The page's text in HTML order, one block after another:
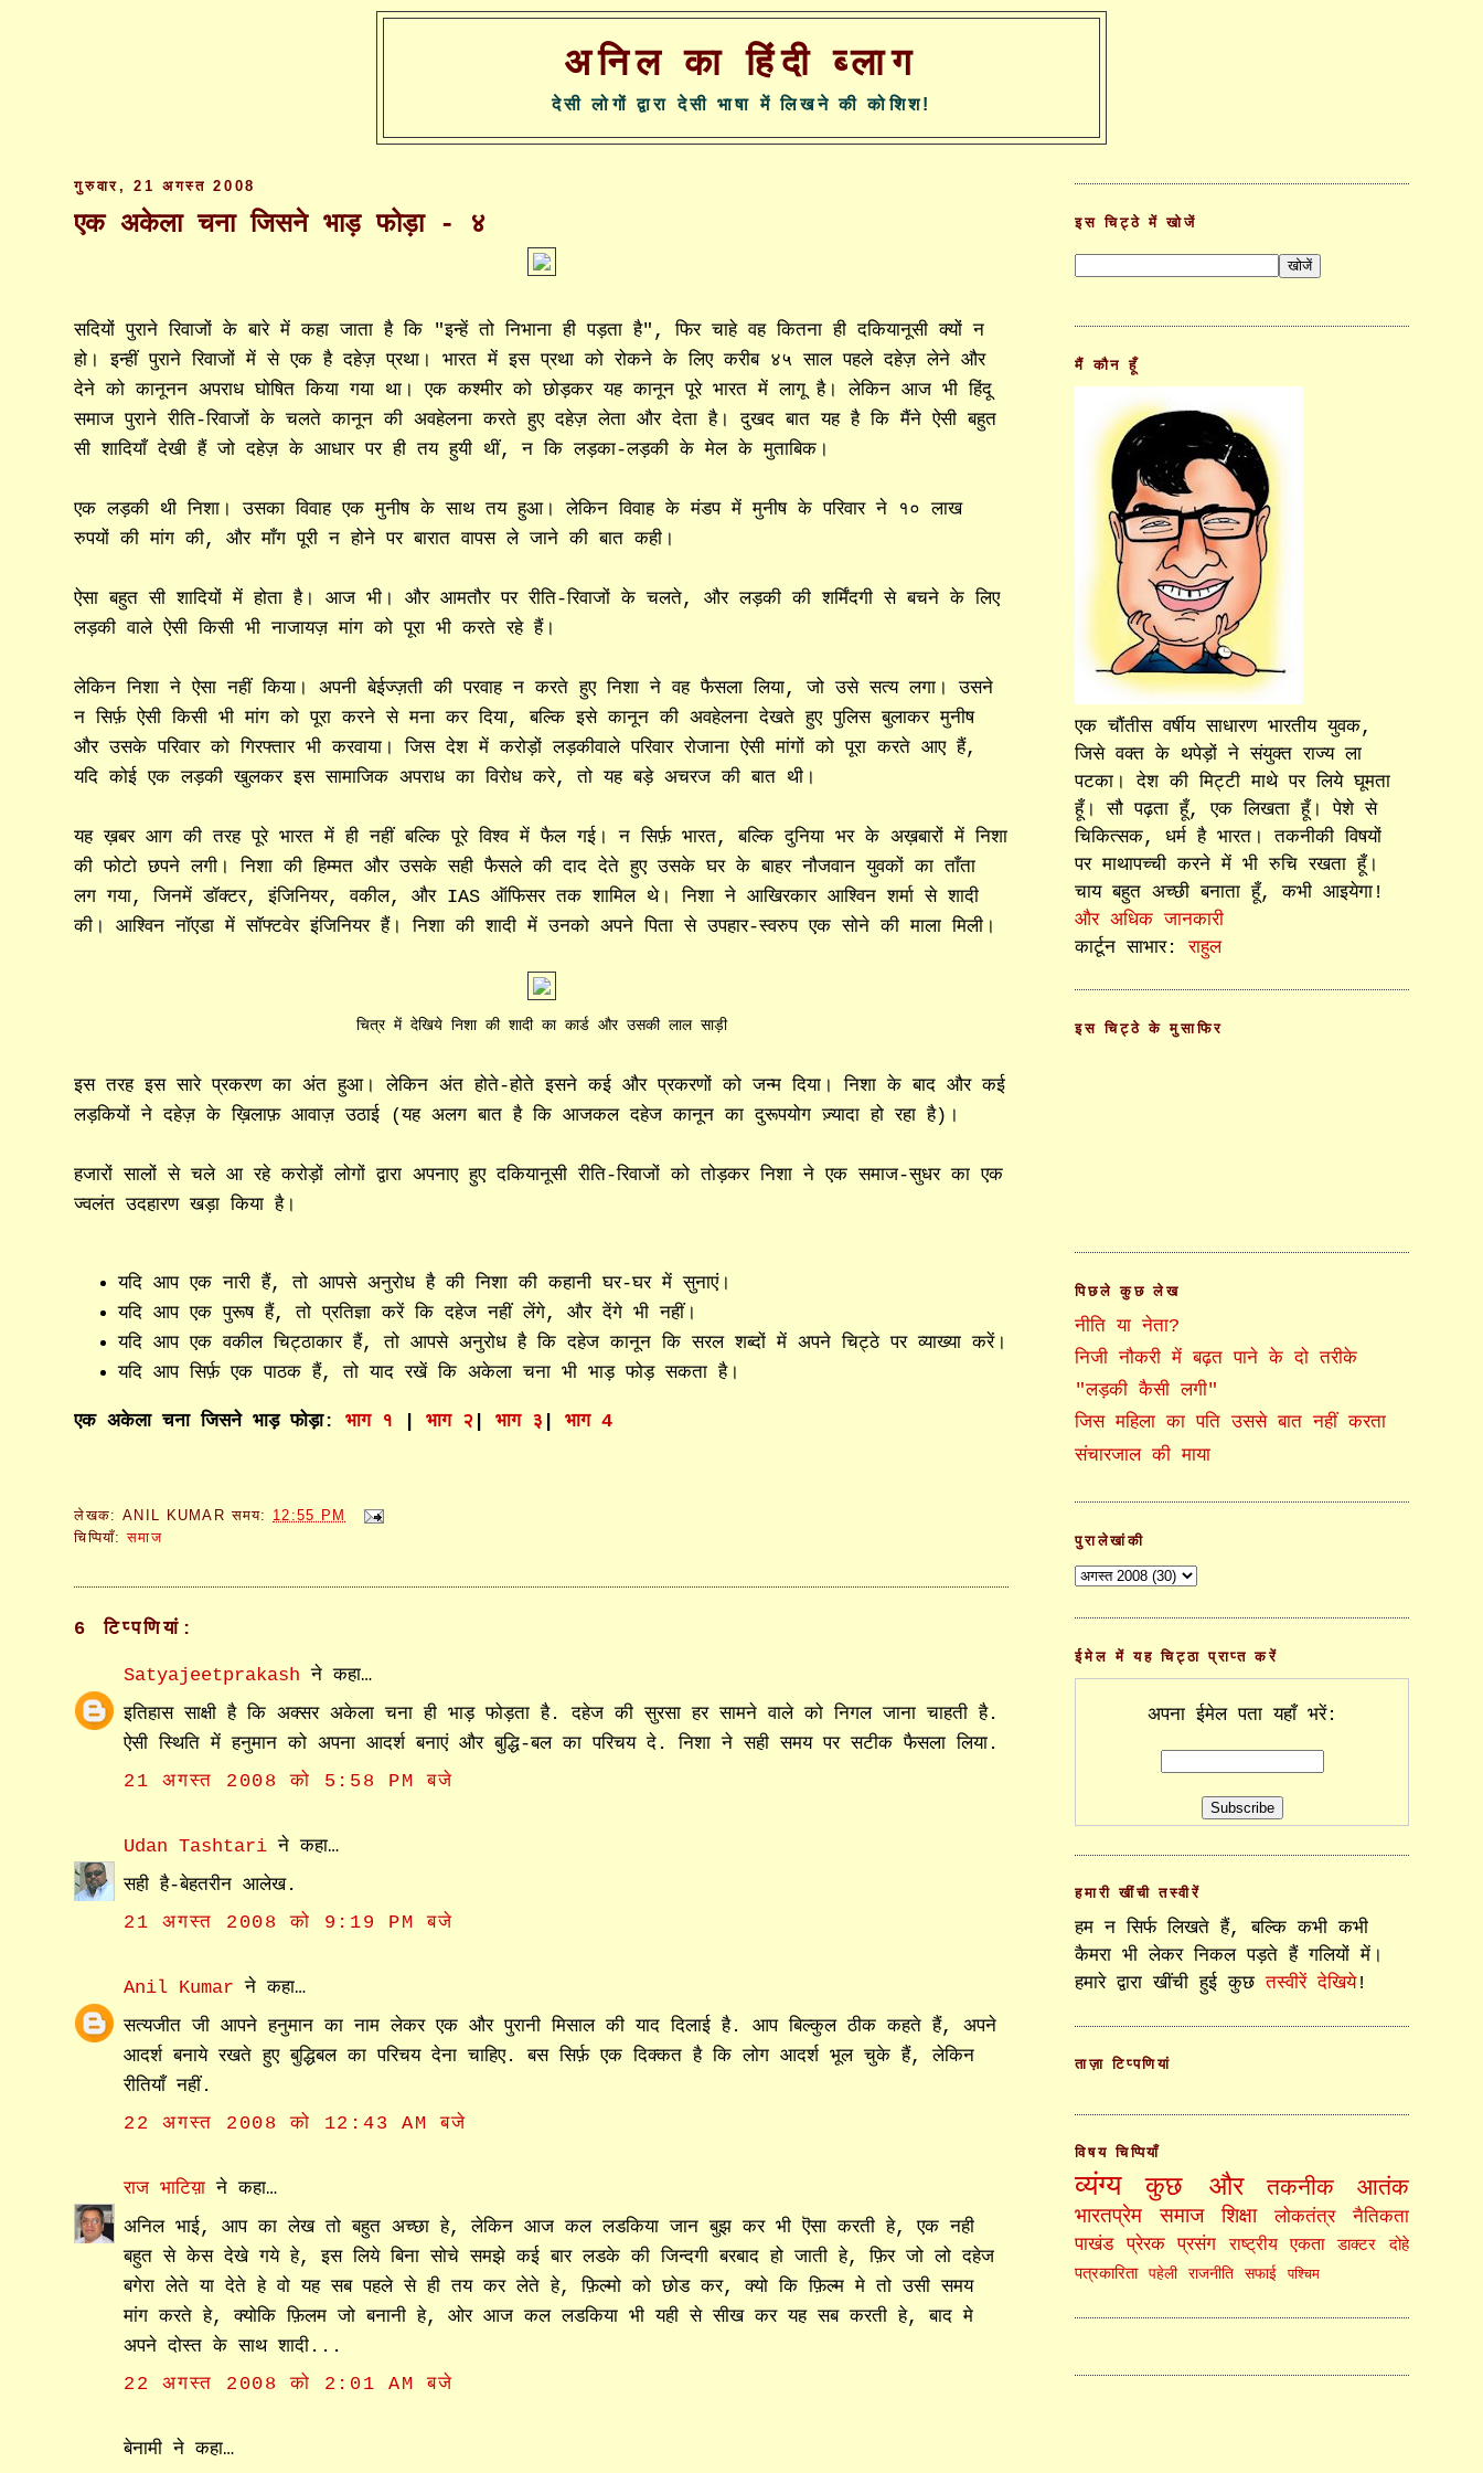
अनिल का हिंदी ब्लाग
देसी लोगों द्वारा देसी भाषा में लिखने की कोशिश!
गुरुवार, 21 अगस्त 2008
एक अकेला चना जिसने भाड़ फोड़ा - ४
सदियों पुराने रिवाजों के बारे में कहा जाता है कि "इन्हें तो निभाना ही पड़ता है", फिर चाहे वह कितना ही दकियानूसी क्यों न
हो। इन्हीं पुराने रिवाजों में से एक है दहेज़ प्रथा। भारत में इस प्रथा को रोकने के लिए करीब ४५ साल पहले दहेज़ लेने और
देने को कानूनन अपराध घोषित किया गया था। एक कश्मीर को छोड़कर यह कानून पूरे भारत में लागू है। लेकिन आज भी हिंदू
समाज पुराने रीति-रिवाजों के चलते कानून की अवहेलना करते हुए दहेज़ लेता और देता है। दुखद बात यह है कि मैंने ऐसी बहुत
सी शादियाँ देखी हैं जो दहेज़ के आधार पर ही तय हुयी थीं, न कि लड़का-लड़की के मेल के मुताबिक।
एक लड़की थी निशा। उसका विवाह एक मुनीष के साथ तय हुआ। लेकिन विवाह के मंडप में मुनीष के परिवार ने १० लाख
रुपयों की मांग की, और माँग पूरी न होने पर बारात वापस ले जाने की बात कही।
ऐसा बहुत सी शादियों में होता है। आज भी। और आमतौर पर रीति-रिवाजों के चलते, और लड़की की शर्मिंदगी से बचने के लिए
लड़की वाले ऐसी किसी भी नाजायज़ मांग को पूरा भी करते रहे हैं।
लेकिन निशा ने ऐसा नहीं किया। अपनी बेईज्ज़ती की परवाह न करते हुए निशा ने वह फैसला लिया, जो उसे सत्य लगा। उसने
न सिर्फ़ ऐसी किसी भी मांग को पूरा करने से मना कर दिया, बल्कि इसे कानून की अवहेलना देखते हुए पुलिस बुलाकर मुनीष
और उसके परिवार को गिरफ्तार भी करवाया। जिस देश में करोड़ों लड़कीवाले परिवार रोजाना ऐसी मांगों को पूरा करते आए हैं,
यदि कोई एक लड़की खुलकर इस सामाजिक अपराध का विरोध करे, तो यह बड़े अचरज की बात थी।
यह ख़बर आग की तरह पूरे भारत में ही नहीं बल्कि पूरे विश्व में फैल गई। न सिर्फ़ भारत, बल्कि दुनिया भर के अख़बारों में निशा
की फोटो छपने लगी। निशा की हिम्मत और उसके सही फैसले की दाद देते हुए उसके घर के बाहर नौजवान युवकों का ताँता
लग गया, जिनमें डॉक्टर, इंजिनियर, वकील, और IAS ऑफिसर तक शामिल थे। निशा ने आखिरकार आश्विन शर्मा से शादी
की। आश्विन नॉएडा में सॉफ्टवेर इंजिनियर हैं। निशा की शादी में उनको अपने पिता से उपहार-स्वरुप एक सोने की माला मिली।
चित्र में देखिये निशा की शादी का कार्ड और उसकी लाल साड़ी
इस तरह इस सारे प्रकरण का अंत हुआ। लेकिन अंत होते-होते इसने कई और प्रकरणों को जन्म दिया। निशा के बाद और कई
लड़कियों ने दहेज़ के ख़िलाफ़ आवाज़ उठाई (यह अलग बात है कि आजकल दहेज कानून का दुरूपयोग ज़्यादा हो रहा है)।
हजारों सालों से चले आ रहे करोड़ों लोगों द्वारा अपनाए हुए दकियानूसी रीति-रिवाजों को तोड़कर निशा ने एक समाज-सुधर का एक
ज्वलंत उदहारण खड़ा किया है।
यदि आप एक नारी हैं, तो आपसे अनुरोध है की निशा की कहानी घर-घर में सुनाएं।
यदि आप एक पुरूष हैं, तो प्रतिज्ञा करें कि दहेज नहीं लेंगे, और देंगे भी नहीं।
यदि आप एक वकील चिट्ठाकार हैं, तो आपसे अनुरोध है कि दहेज कानून कि सरल शब्दों में अपने चिट्ठे पर व्याख्या करें।
यदि आप सिर्फ़ एक पाठक हैं, तो याद रखें कि अकेला चना भी भाड़ फोड़ सकता है।
एक अकेला चना जिसने भाड़ फोड़ा:भाग १ |भाग २ |भाग ३ |भाग 4
लेखक: ANIL KUMAR समय: 12:55 PM
चिप्पियाँ:समाज
6 टिप्‍पणियां:
Satyajeetprakash ने कहा…
इतिहास साक्षी है कि अक्सर अकेला चना ही भाड़ फोड़ता है. दहेज की सुरसा हर सामने वाले को निगल जाना चाहती है.
ऐसी स्थिति में हनुमान को अपना आदर्श बनाएं और बुद्धि-बल का परिचय दे. निशा ने सही समय पर सटीक फैसला लिया.
21 अगस्त 2008 को 5:58 PM बजे
Udan Tashtari ने कहा…
सही है-बेहतरीन आलेख.
21 अगस्त 2008 को 9:19 PM बजे
Anil Kumar ने कहा…
सत्यजीत जी आपने हनुमान का नाम लेकर एक और पुरानी मिसाल की याद दिलाई है. आप बिल्कुल ठीक कहते हैं, अपने
आदर्श बनाये रखते हुए बुद्धिबल का परिचय देना चाहिए. बस सिर्फ़ एक दिक्कत है कि लोग आदर्श भूल चुके हैं, लेकिन
रीतियाँ नहीं.
22 अगस्त 2008 को 12:43 AM बजे
राज भाटिय़ा ने कहा…
अनिल भाई, आप का लेख तो बहुत अच्छा हे, लेकिन आज कल लडकिया जान बुझ कर भी ऎसा करती हे, एक नही
बहुत से केस देखे गये हे, इस लिये बिना सोचे समझे कई बार लडके की जिन्दगी बरबाद हो जाती हे, फ़िर जो लो दहेज
बगेरा लेते या देते हे वो यह सब पहले से ही तय कर लेते हे, फ़िल्मो को छोड कर, क्यो कि फ़िल्म मे तो उसी समय
मांग करते हे, क्योकि फ़िलम जो बनानी हे, ओर आज कल लडकिया भी यही से सीख कर यह सब करती हे, बाद मे
अपने दोस्त के साथ शादी...
22 अगस्त 2008 को 2:01 AM बजे
बेनामी ने कहा…
इस चिट्ठे में खोजें
मैं कौन हूँ
एक चौंतीस वर्षीय साधारण भारतीय युवक,
जिसे वक्त के थपेड़ों ने संयुक्त राज्य ला
पटका। देश की मिट्टी माथे पर लिये घूमता
हूँ। सौ पढ़ता हूँ, एक लिखता हूँ। पेशे से
चिकित्सक, धर्म है भारत। तकनीकी विषयों
पर माथापच्ची करने में भी रुचि रखता हूँ।
चाय बहुत अच्छी बनाता हूँ, कभी आइयेगा!
और अधिक जानकारी
कार्टून साभार:राहुल
इस चिट्ठे के मुसाफिर
पिछले कुछ लेख
नीति या नेता?
निजी नौकरी में बढ़त पाने के दो तरीके
"लड़की कैसी लगी"
जिस महिला का पति उससे बात नहीं करता
संचारजाल की माया
पुरालेखांकी
ईमेल में यह चिट्ठा प्राप्त करें
अपना ईमेल पता यहाँ भरें:
हमारी खींची तस्वीरें
हम न सिर्फ लिखते हैं, बल्कि कभी कभी
कैमरा भी लेकर निकल पड़ते हैं गलियों में।
हमारे द्वारा खींची हुई कुछतस्वीरें देखिये!
ताज़ा टिप्पणियां
विषय चिप्पियाँ
व्यंग्य कुछ और तकनीक आतंक
भारतप्रेम समाज शिक्षा लोकतंत्र
नैतिकता
पाखंड
प्रेरक प्रसंग राष्ट्रीय एकता डाक्टर
दोहे
पत्रकारिता
पहेली राजनीति सफाई पश्चिम